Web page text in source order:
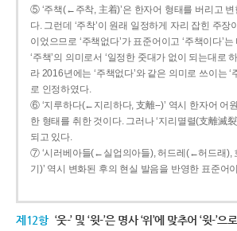
⑤ ‘주책(←주착, 主着)’은 한자어 형태를 버리고 변
다. 그런데 ‘주착’이 원래 일정하게 자리 잡힌 주장
이었으므로 ‘주책없다’가 표준어이고 ‘주책이다’
‘주책’의 의미로서 ‘일정한 줏대가 없이 되는대로
라 2016년에는 ‘주책없다’와 같은 의미로 쓰이는 ‘
로 인정하였다.
⑥ ‘지루하다(←지리하다, 支離--)’ 역시 한자어 어
한 형태를 취한 것이다. 그러나 ‘지리멸렬(支離滅裂
되고 있다.
⑦ ‘시러베아들(←실업의아들), 허드레(←허드래),
기)’ 역시 변화된 후의 현실 발음을 반영한 표준어
제12항 ‘웃-’ 및 ‘윗-’은 명사 ‘위’에 맞추어 ‘윗-’